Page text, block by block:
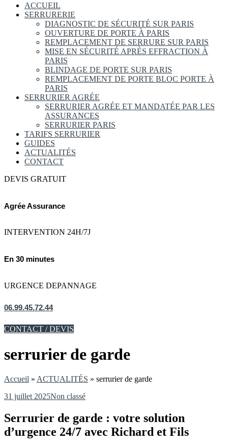
ACCUEIL
SERRURERIE
DIAGNOSTIC DE SÉCURITÉ SUR PARIS
OUVERTURE DE PORTE À PARIS
REMPLACEMENT DE SERRURE SUR PARIS
MISE EN SÉCURITÉ APRÈS EFFRACTION À
PARIS
BLINDAGE DE PORTE SUR PARIS
REMPLACEMENT DE PORTE BLOC PORTE À
PARIS
SERRURIER AGRÉE
SERRURIER AGRÉE ET MANDATÉE PAR LES
ASSURANCES
SERRURIER PARIS
TARIFS SERRURIER
GUIDES
ACTUALITÉS
CONTACT
DEVIS GRATUIT
Agrée Assurance
INTERVENTION 24H/7J
En 30 minutes
URGENCE DEPANNAGE
06.99.45.72.44
CONTACT / DEVIS
serrurier de garde
Accueil » ACTUALITÉS » serrurier de garde
31 juillet 2025Non classé
Serrurier de garde : votre solution
d’urgence 24/7 avec Richard et Fils